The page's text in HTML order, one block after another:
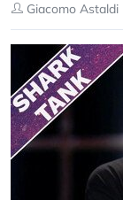
Giacomo Astaldi